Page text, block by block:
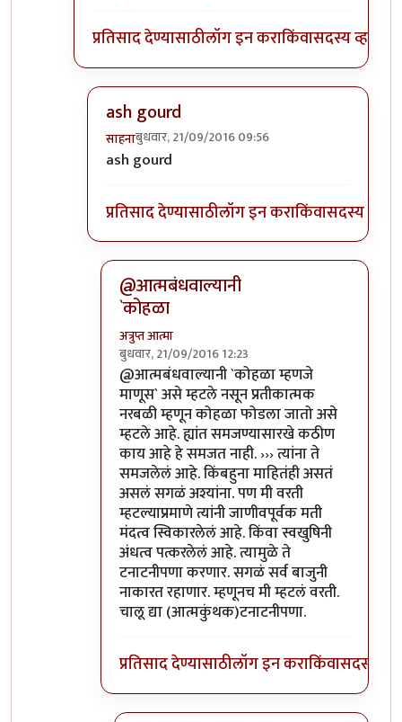
प्रतिसाद देण्यासाठीलॉग इन कराकिंवासदस्य व्हा
ash gourd
साहनाबुधवार, 21/09/2016 09:56
In reply to
ash gourd
प्रतिसाद देण्यासाठीलॉग इन कराकिंवासदस्य व्हा
@आत्मबंधवाल्यानी
`कोहळा
अत्रुप्त आत्मा
बुधवार, 21/09/2016 12:23
In reply toआत्मबंधवाल्यानी `कोहळा म्हणजे
@आत्मबंधवाल्यानी `कोहळा म्हणजे
माणूस` असे म्हटले नसून प्रतीकात्मक
नरबळी म्हणून कोहळा फोडला जातो असे
म्हटले आहे. ह्यांत समजण्यासारखे कठीण
काय आहे हे समजत नाही. ››› त्यांना ते
समजलेलं आहे. किंबहुना माहितंही असतं
असलं सगळं अश्यांना. पण मी वरती
म्हटल्याप्रमाणे त्यांनी जाणीवपूर्वक मती
मंदत्व स्विकारलेलं आहे. किंवा स्वखुषिनी
अंधत्व पत्करलेलं आहे. त्यामुळे ते
टनाटनीपणा करणार. सगळं सर्व बाजुनी
नाकारत रहाणार. म्हणूनच मी म्हटलं वरती.
चालू द्या (आत्मकुंथक)टनाटनीपणा.
प्रतिसाद देण्यासाठीलॉग इन कराकिंवासदस्य व्हा